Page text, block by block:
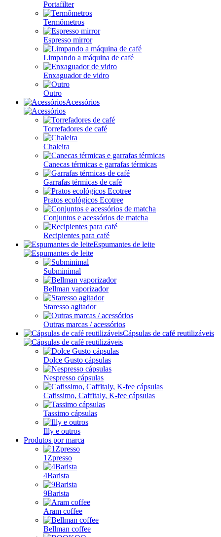
Portafilter
Termômetros
Espresso mirror
Limpando a máquina de café
Enxaguador de vidro
Outro
Acessórios
Torrefadores de café
Chaleira
Canecas térmicas e garrafas térmicas
Garrafas térmicas de café
Pratos ecológicos Ecotree
Conjuntos e acessórios de matcha
Recipientes para café
Espumantes de leite
Subminimal
Bellman vaporizador
Staresso agitador
Outras marcas / acessórios
Cápsulas de café reutilizáveis
Dolce Gusto cápsulas
Nespresso cápsulas
Cafissimo, Caffitaly, K-fee cápsulas
Tassimo cápsulas
Illy e outros
Produtos por marca
1Zpresso
4Barista
9Barista
Aram coffee
Bellman coffee